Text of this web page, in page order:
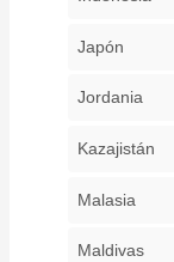
Japón
Jordania
Kazajistán
Malasia
Maldivas